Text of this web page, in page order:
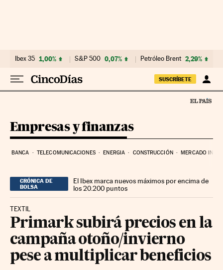
Ibex 35 1,00% S&P 500 0,07% Petróleo Brent 2,29%
SUSCRÍBETE
Empresas y finanzas
BANCA TELECOMUNICACIONES ENERGIA CONSTRUCCIÓN MERCADO
CRÓNICA DE
BOLSA
El Ibex marca nuevos máximos por encima de
los 20.200 puntos
TEXTIL
Primark subirá precios en la
campaña otoño/invierno
pese a multiplicar beneficios